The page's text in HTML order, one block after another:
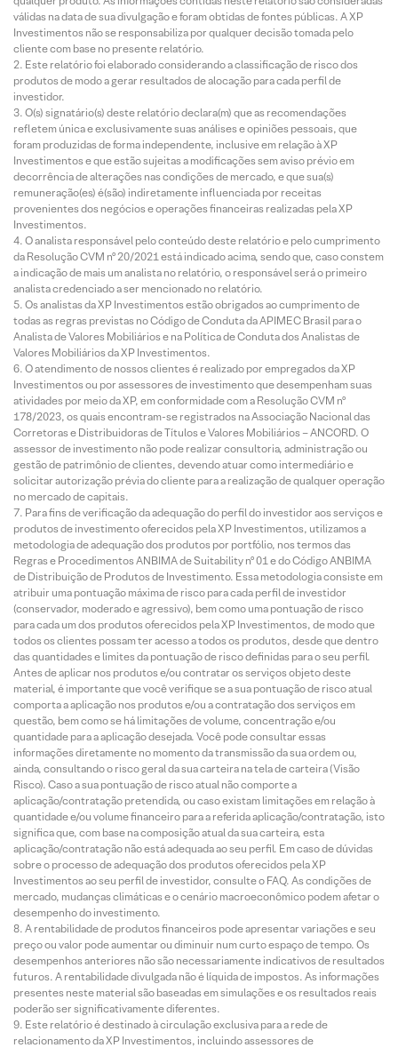
válidas na data de sua divulgação e foram obtidas de fontes públicas. A XP
Investimentos não se responsabiliza por qualquer decisão tomada pelo
cliente com base no presente relatório.
Este relatório foi elaborado considerando a classificação de risco dos
produtos de modo a gerar resultados de alocação para cada perfil de
investidor.
O(s) signatário(s) deste relatório declara(m) que as recomendações
refletem única e exclusivamente suas análises e opiniões pessoais, que
foram produzidas de forma independente, inclusive em relação à XP
Investimentos e que estão sujeitas a modificações sem aviso prévio em
decorrência de alterações nas condições de mercado, e que sua(s)
remuneração(es) é(são) indiretamente influenciada por receitas
provenientes dos negócios e operações financeiras realizadas pela XP
Investimentos.
O analista responsável pelo conteúdo deste relatório e pelo cumprimento
da Resolução CVM nº 20/2021 está indicado acima, sendo que, caso constem
a indicação de mais um analista no relatório, o responsável será o primeiro
analista credenciado a ser mencionado no relatório.
Os analistas da XP Investimentos estão obrigados ao cumprimento de
todas as regras previstas no Código de Conduta da APIMEC Brasil para o
Analista de Valores Mobiliários e na Política de Conduta dos Analistas de
Valores Mobiliários da XP Investimentos.
O atendimento de nossos clientes é realizado por empregados da XP
Investimentos ou por assessores de investimento que desempenham suas
atividades por meio da XP, em conformidade com a Resolução CVM nº
178/2023, os quais encontram-se registrados na Associação Nacional das
Corretoras e Distribuidoras de Títulos e Valores Mobiliários – ANCORD. O
assessor de investimento não pode realizar consultoria, administração ou
gestão de patrimônio de clientes, devendo atuar como intermediário e
solicitar autorização prévia do cliente para a realização de qualquer operação
no mercado de capitais.
Para fins de verificação da adequação do perfil do investidor aos serviços e
produtos de investimento oferecidos pela XP Investimentos, utilizamos a
metodologia de adequação dos produtos por portfólio, nos termos das
Regras e Procedimentos ANBIMA de Suitability nº 01 e do Código ANBIMA
de Distribuição de Produtos de Investimento. Essa metodologia consiste em
atribuir uma pontuação máxima de risco para cada perfil de investidor
(conservador, moderado e agressivo), bem como uma pontuação de risco
para cada um dos produtos oferecidos pela XP Investimentos, de modo que
todos os clientes possam ter acesso a todos os produtos, desde que dentro
das quantidades e limites da pontuação de risco definidas para o seu perfil.
Antes de aplicar nos produtos e/ou contratar os serviços objeto deste
material, é importante que você verifique se a sua pontuação de risco atual
comporta a aplicação nos produtos e/ou a contratação dos serviços em
questão, bem como se há limitações de volume, concentração e/ou
quantidade para a aplicação desejada. Você pode consultar essas
informações diretamente no momento da transmissão da sua ordem ou,
ainda, consultando o risco geral da sua carteira na tela de carteira (Visão
Risco). Caso a sua pontuação de risco atual não comporte a
aplicação/contratação pretendida, ou caso existam limitações em relação à
quantidade e/ou volume financeiro para a referida aplicação/contratação, isto
significa que, com base na composição atual da sua carteira, esta
aplicação/contratação não está adequada ao seu perfil. Em caso de dúvidas
sobre o processo de adequação dos produtos oferecidos pela XP
Investimentos ao seu perfil de investidor, consulte o FAQ. As condições de
mercado, mudanças climáticas e o cenário macroeconômico podem afetar o
desempenho do investimento.
A rentabilidade de produtos financeiros pode apresentar variações e seu
preço ou valor pode aumentar ou diminuir num curto espaço de tempo. Os
desempenhos anteriores não são necessariamente indicativos de resultados
futuros. A rentabilidade divulgada não é líquida de impostos. As informações
presentes neste material são baseadas em simulações e os resultados reais
poderão ser significativamente diferentes.
Este relatório é destinado à circulação exclusiva para a rede de
relacionamento da XP Investimentos, incluindo assessores de